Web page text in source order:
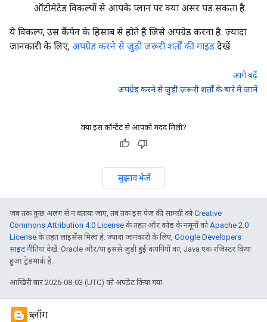
ऑटोमेटेड विकल्पों से आपके प्लान पर क्या असर पड़ सकता है.
ये विकल्प, उस कैंपेन के हिसाब से होते हैं जिसे अपग्रेड करना है. ज़्यादा
जानकारी के लिए, अपग्रेड करने से जुड़ी ज़रूरी शर्तों की गाइड देखें.
आगे बढ़ें
अपग्रेड करने से जुड़ी ज़रूरी शर्तों के बारे में जानें
क्या इस कॉन्टेंट से आपको मदद मिली?
सुझाव भेजें
जब तक कुछ अलग से न बताया जाए, तब तक इस पेज की सामग्री कोCreative
Commons Attribution 4.0 License के तहत और कोड के नमूनों कोApache 2.0
License के तहत लाइसेंस मिला है. ज़्यादा जानकारी के लिए, Google Developers
साइट नीतियांदेखें. Oracle और/या इससे जुड़ी हुई कंपनियों का, Java एक रजिस्टर किया
हुआ ट्रेडमार्क है.
आखिरी बार 2026-08-03 (UTC) को अपडेट किया गया.
ब्लॉग